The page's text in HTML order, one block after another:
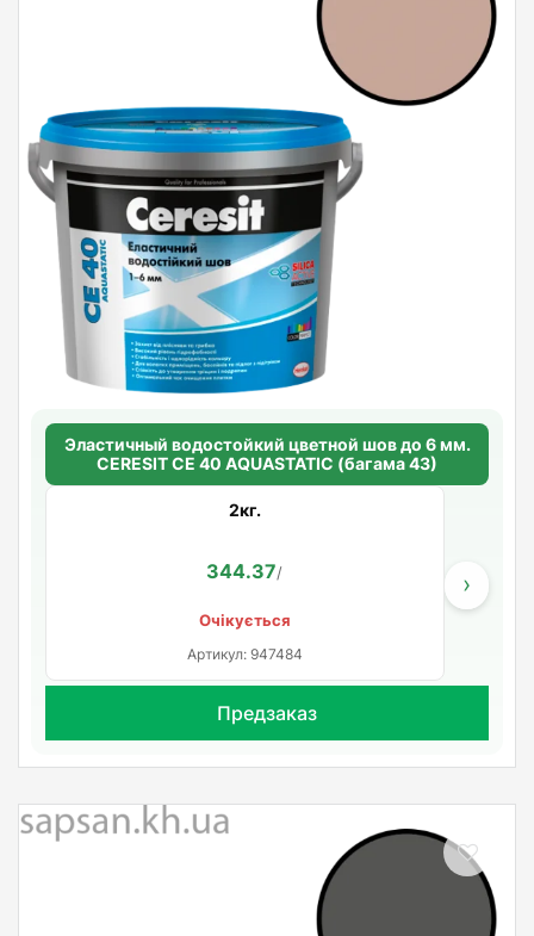
Эластичный водостойкий цветной шов до 6 мм.
CERESIT CE 40 AQUASTATIC (багама 43)
2кг.
344.37/
Очікується
Артикул: 947484
›
Предзаказ